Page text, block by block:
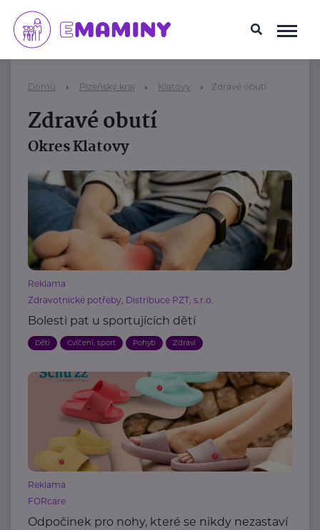
Domů Plzeňský kraj Klatovy Zdravé obutí
Zdravé obutí
Okres Klatovy
Reklama
Zdravotnické potřeby, Distribuce PZT, s.r.o.
Bolesti pat u sportujících dětí
Děti Cvičení, sport Pohyb Zdraví
Reklama
FORcare
Odpočinek pro nohy, které se nikdy nezastaví